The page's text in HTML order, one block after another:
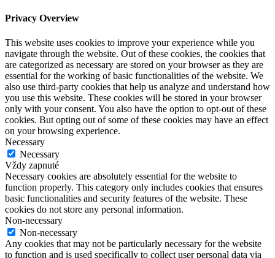
Privacy Overview
This website uses cookies to improve your experience while you
navigate through the website. Out of these cookies, the cookies that
are categorized as necessary are stored on your browser as they are
essential for the working of basic functionalities of the website. We
also use third-party cookies that help us analyze and understand how
you use this website. These cookies will be stored in your browser
only with your consent. You also have the option to opt-out of these
cookies. But opting out of some of these cookies may have an effect
on your browsing experience.
Necessary
Necessary
Vždy zapnuté
Necessary cookies are absolutely essential for the website to
function properly. This category only includes cookies that ensures
basic functionalities and security features of the website. These
cookies do not store any personal information.
Non-necessary
Non-necessary
Any cookies that may not be particularly necessary for the website
to function and is used specifically to collect user personal data via